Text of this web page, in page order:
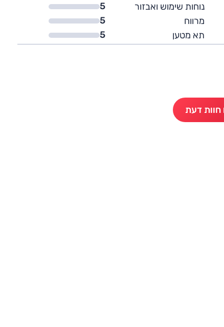
נוחות שימוש ואבזור
5
מרווח
5
תא מטען
5